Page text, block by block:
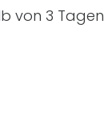
von 3 Tagen